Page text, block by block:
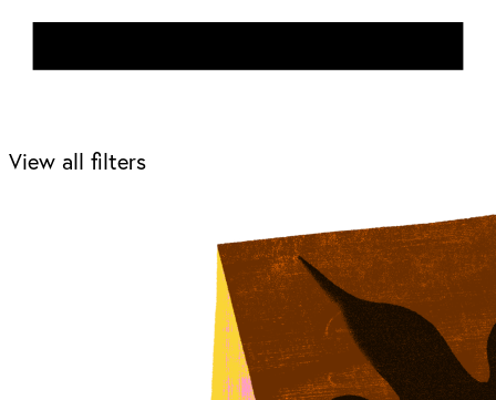
View all filters